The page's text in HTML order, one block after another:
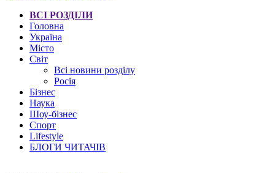
ВСІ РОЗДІЛИ
Головна
Україна
Місто
Світ
Всі новини розділу
Росія
Бізнес
Наука
Шоу-бізнес
Спорт
Lifestyle
БЛОГИ ЧИТАЧІВ